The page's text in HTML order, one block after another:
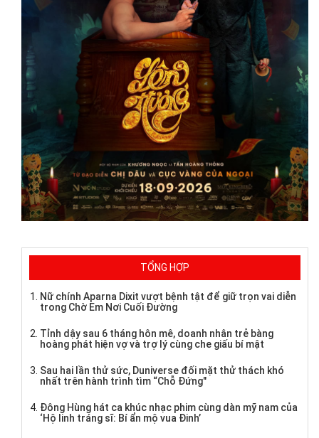
TỔNG HỢP
Nữ chính Aparna Dixit vượt bệnh tật để giữ trọn vai diễn
trong Chờ Em Nơi Cuối Đường
Tỉnh dậy sau 6 tháng hôn mê, doanh nhân trẻ bàng
hoàng phát hiện vợ và trợ lý cùng che giấu bí mật
Sau hai lần thử sức, Duniverse đối mặt thử thách khó
nhất trên hành trình tìm “Chỗ Đứng"
Đông Hùng hát ca khúc nhạc phim cùng dàn mỹ nam của
‘Hộ linh tráng sĩ: Bí ẩn mộ vua Đinh’